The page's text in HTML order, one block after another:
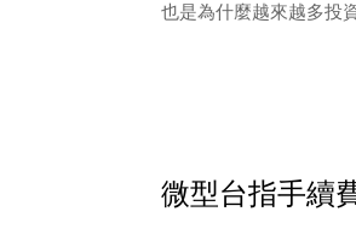
也是為什麼越來越多投
微型台指手續